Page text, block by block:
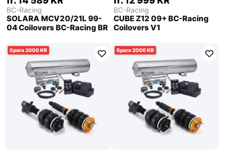
BC-Racing
SOLARA MCV20/21L 99-
04 Coilovers BC-Racing BR
BC-Racing
CUBE Z12 09+ BC-Racing
Coilovers V1
2000 2000